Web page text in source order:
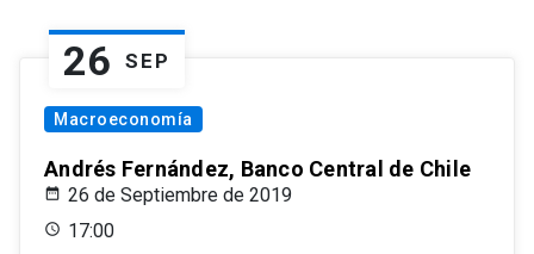
26 SEP
Macroeconomía
Andrés Fernández, Banco Central de Chile
26 de Septiembre de 2019
17:00